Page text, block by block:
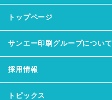
トップページ
サンエー印刷グループについて
採用情報
トピックス